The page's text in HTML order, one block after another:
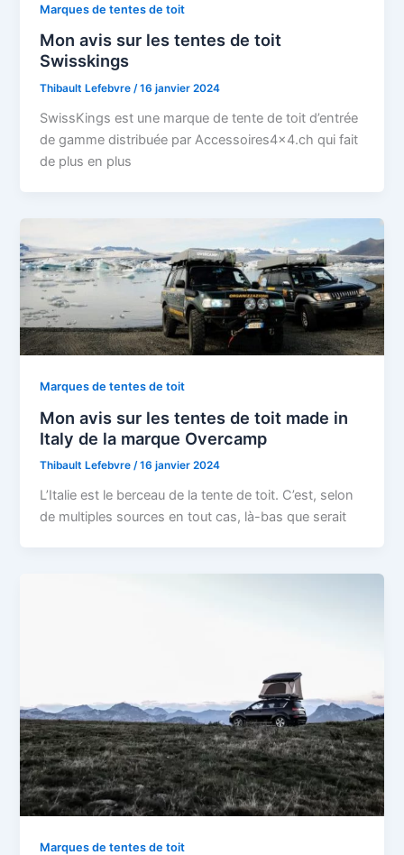
Marques de tentes de toit
Mon avis sur les tentes de toit
Swisskings
Thibault Lefebvre/16 janvier 2024
SwissKings est une marque de tente de toit d’entrée
de gamme distribuée par Accessoires4x4.ch qui fait
de plus en plus
Marques de tentes de toit
Mon avis sur les tentes de toit made in
Italy de la marque Overcamp
Thibault Lefebvre/16 janvier 2024
L’Italie est le berceau de la tente de toit. C’est, selon
de multiples sources en tout cas, là-bas que serait
Marques de tentes de toit